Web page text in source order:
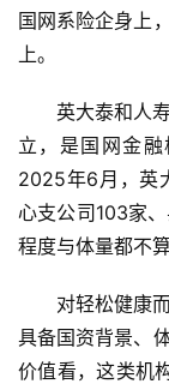
页
国网系险企身上
上。
英大泰和人
立，是国网金
2025年6月，英
心支公司103家
程度与体量都不算
对轻松健康
具备国资背景、
价值看，这类机